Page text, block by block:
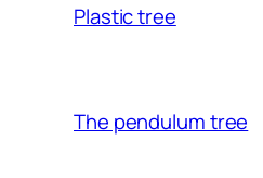
Plastic tree
The pendulum tree